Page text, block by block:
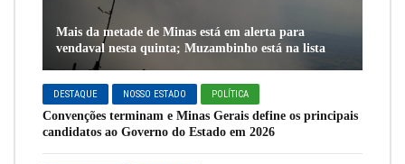
Mais da metade de Minas está em alerta para
vendaval nesta quinta; Muzambinho está na lista
DESTAQUE NOSSO ESTADO POLÍTICA
Convenções terminam e Minas Gerais define os principais
candidatos ao Governo do Estado em 2026